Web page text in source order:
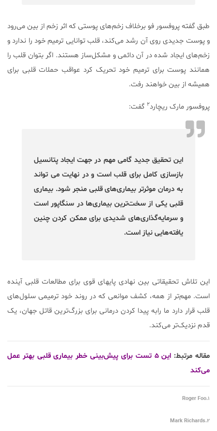
طبق گفته پروفسور فو برخلاف زخم‌های پوستی که اثر زخم از بین می‌رود
و پوست جدیدی روی آن رشد می‌کند، قلب توانایی ترمیم خود را ندارد و
زخم‌های ایجاد شده در آن دائمی و مشکل‌ساز هستند. اگر بتوان قلب را
همانند پوست برای ترمیم خود تحریک کرد عواقب حملات قلبی برای
همیشه از بین خواهند رفت.
پروفسور مارک ریچارد۲ گفت:
این تحقیق جدید گامی مهم در جهت ایجاد پتانسیل
بازسازی کامل برای قلب است و در نهایت می تواند
به درمان موثرتر بیماری‌های قلبی منجر شود. بیماری
قلبی یکی از سخت‌ترین بیماری‌ها در سنگاپور است
و سرمایه‌گذاری‌های شدیدی برای ممکن کردن چنین
یافته‌هایی نیاز است.
این تلاش تحقیقاتی بین نهادی پایه‎ای قوی برای مطالعات قلبی آینده
است. مهم‌تر از همه، کشف موانعی که در روند خود ترمیمی سلول‌های
قلب قرار دارد ما رابه پیدا کردن درمانی برای بزرگ‌ترین قاتل جهان، یک
قدم نزدیک‌تر می‌کند.
مقاله مرتبط:
این ۵ تست برای پیش‌بینی خطر بیماری قلبی بهتر عمل
می‌کند
۱.Roger Foo
۲.Mark Richards